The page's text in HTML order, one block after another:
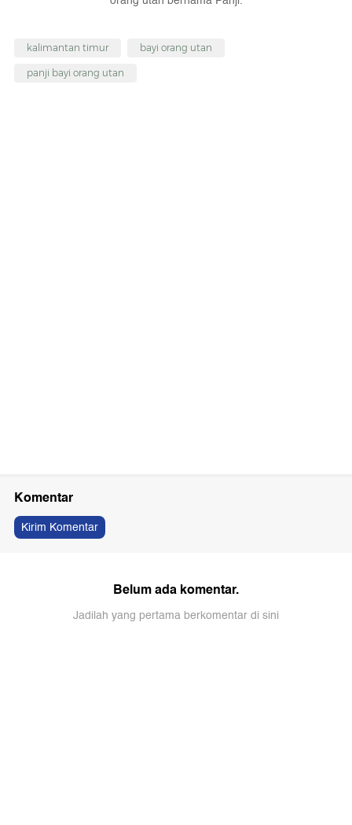
kalimantan timur bayi orang utan
panji bayi orang utan
Komentar
Kirim Komentar
Belum ada komentar.
Jadilah yang pertama berkomentar di sini